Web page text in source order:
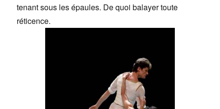
tenant sous les épaules. De quoi balayer toute
réticence.